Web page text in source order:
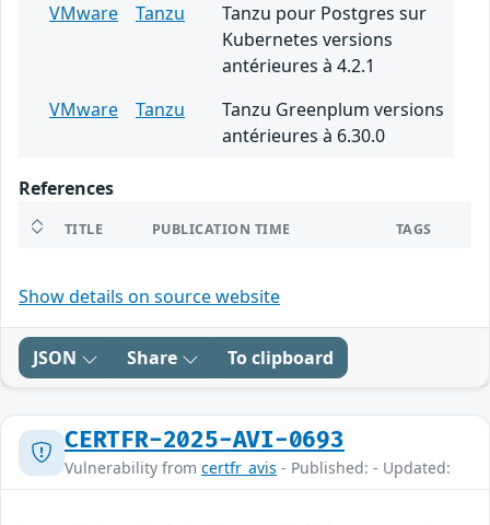
VMware
Tanzu
Tanzu pour Postgres sur
Kubernetes versions
antérieures à 4.2.1
VMware
Tanzu
Tanzu Greenplum versions
antérieures à 6.30.0
References
TITLE PUBLICATION TIME TAGS
Show details on source website
JSON Share To clipboard
CERTFR-2025-AVI-0693
Vulnerability from certfr_avis - Published: - Updated: